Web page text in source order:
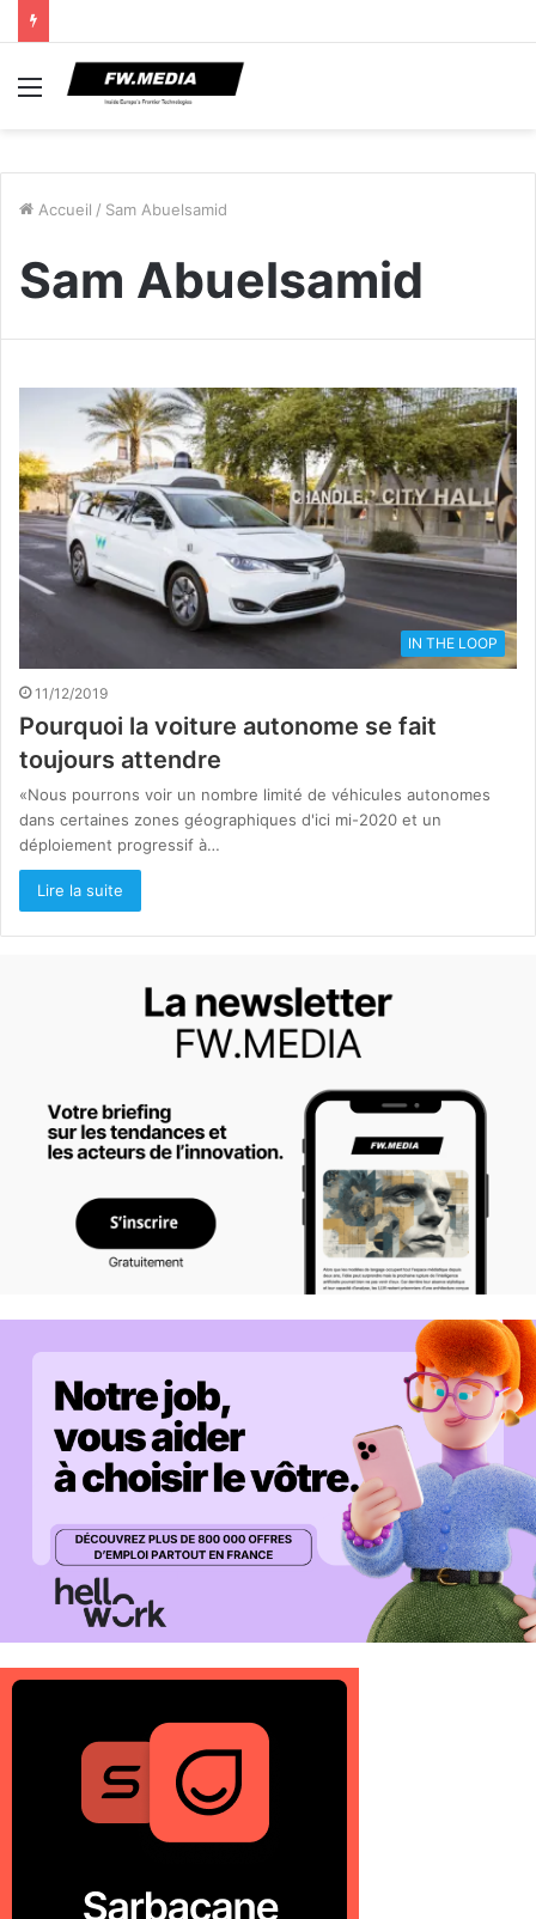
Menu
Accueil / Sam Abuelsamid
Sam Abuelsamid
IN THE LOOP
11/12/2019
Pourquoi la voiture autonome se fait
toujours attendre
«Nous pourrons voir un nombre limité de véhicules autonomes
dans certaines zones géographiques d'ici mi-2020 et un
déploiement progressif à…
Lire la suite